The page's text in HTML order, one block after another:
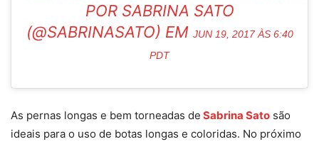
POR SABRINA SATO
(@SABRINASATO) EM JUN 19, 2017 ÀS 6:40
PDT
As pernas longas e bem torneadas de Sabrina Sato são
ideais para o uso de botas longas e coloridas. No próximo